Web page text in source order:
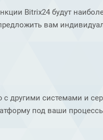
Bitrix24 будут
вам
с другими системами и
под ваши